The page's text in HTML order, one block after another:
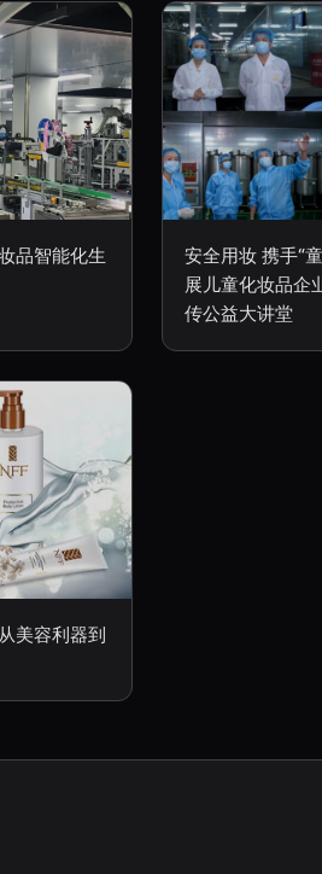
品智能化生
安全用妆 携手“
展儿童化妆品企
传公益大讲堂
美容利器到